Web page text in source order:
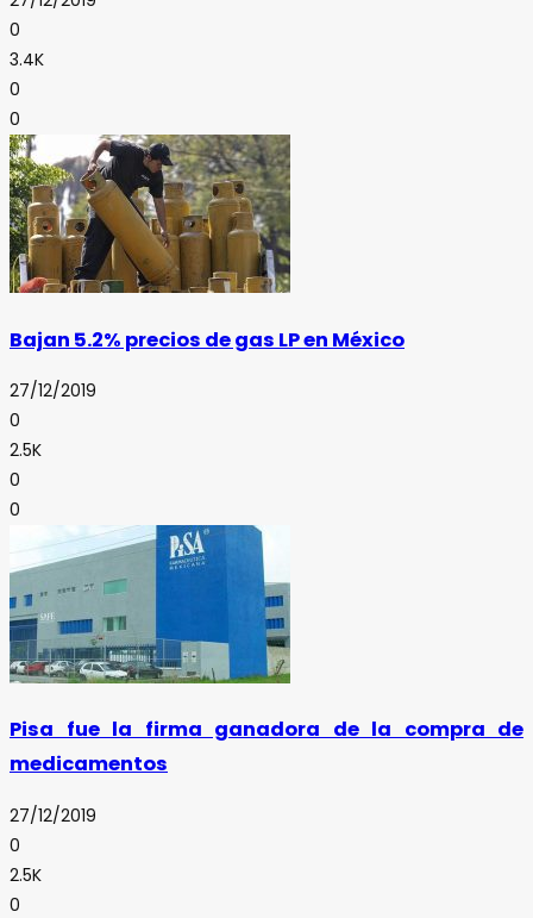
0
3.4K
0
0
Bajan 5.2% precios de gas LP en México
27/12/2019
0
2.5K
0
0
Pisa fue la firma ganadora de la compra de
medicamentos
27/12/2019
0
2.5K
0